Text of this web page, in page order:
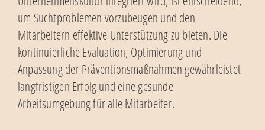
um Suchtproblemen vorzubeugen und den
Mitarbeitern effektive Unterstützung zu bieten. Die
kontinuierliche Evaluation, Optimierung und
Anpassung der Präventionsmaßnahmen gewährleistet
langfristigen Erfolg und eine gesunde
Arbeitsumgebung für alle Mitarbeiter.